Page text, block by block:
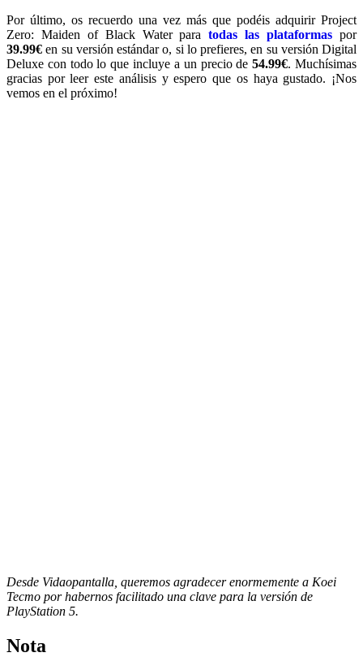
Por último, os recuerdo una vez más que podéis adquirir Project
Zero: Maiden of Black Water paratodas las plataformas por
39.99€ en su versión estándar o, si lo prefieres, en su versión Digital
Deluxe con todo lo que incluye a un precio de54.99€. Muchísimas
gracias por leer este análisis y espero que os haya gustado. ¡Nos
vemos en el próximo!
Desde Vidaopantalla, queremos agradecer enormemente a Koei
Tecmo por habernos facilitado una clave para la versión de
PlayStation 5.
Nota